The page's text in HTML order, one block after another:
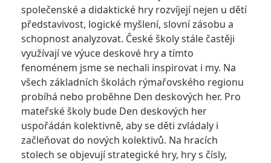
společenské a didaktické hry rozvíjejí nejen u dětí
představivost, logické myšlení, slovní zásobu a
schopnost analyzovat. České školy stále častěji
využívají ve výuce deskové hry a tímto
fenoménem jsme se nechali inspirovat i my. Na
všech základních školách rýmařovského regionu
probíhá nebo proběhne Den deskových her. Pro
mateřské školy bude Den deskových her
uspořádán kolektivně, aby se děti zvládaly i
začleňovat do nových kolektivů. Na hracích
stolech se objevují strategické hry, hry s čísly,